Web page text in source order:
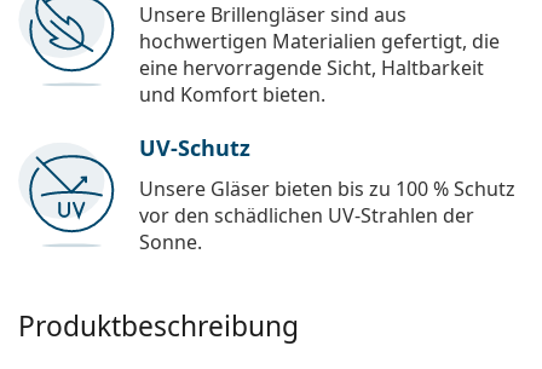
Unsere Brillengläser sind aus
hochwertigen Materialien gefertigt, die
eine hervorragende Sicht, Haltbarkeit
und Komfort bieten.
UV-Schutz
Unsere Gläser bieten bis zu 100 % Schutz
vor den schädlichen UV-Strahlen der
Sonne.
Produktbeschreibung